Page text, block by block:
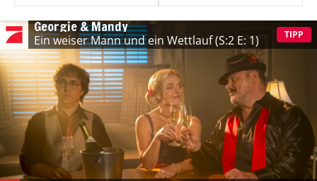
Georgie & Mandy
Ein weiser Mann und ein Wettlauf(S:2 E: 1) TIPP